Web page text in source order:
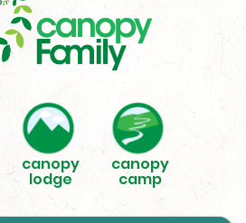
canopy
lodge
canopy
camp